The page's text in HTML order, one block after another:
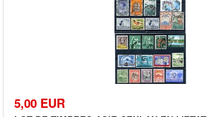
5,00 EUR